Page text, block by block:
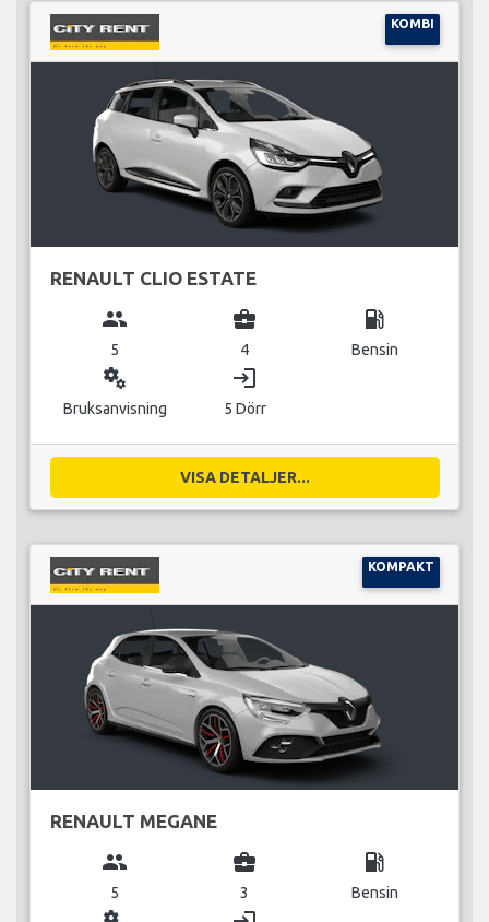
KOMBI
RENAULT CLIO ESTATE
group
5
business_center
4
local_gas_station
Bensin
miscellaneous_services
Bruksanvisning
login
5 Dörr
VISA DETALJER...
KOMPAKT
RENAULT MEGANE
group
5
business_center
3
local_gas_station
Bensin